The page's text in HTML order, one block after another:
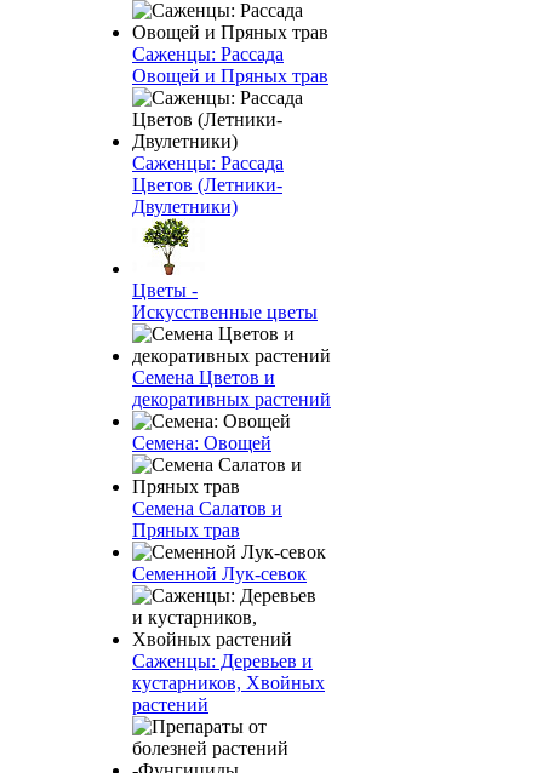
Саженцы: Рассада
Овощей и Пряных трав
Саженцы: Рассада
Цветов (Летники-
Двулетники)
Цветы -
Искусственные цветы
Семена Цветов и
декоративных растений
Семена: Овощей
Семена Салатов и
Пряных трав
Семенной Лук-севок
Саженцы: Деревьев и
кустарников, Хвойных
растений